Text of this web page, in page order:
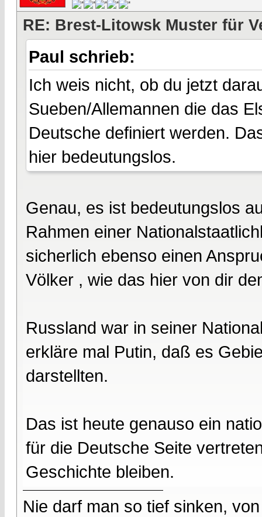
RE: Brest-Litowsk Muster für
Paul schrieb:
Ich weis nicht, ob du jetzt
Sueben/Allemannen die das
Deutsche definiert werden.
hier bedeutungslos.
Genau, es ist bedeutungslos
Rahmen einer
sicherlich ebenso einen
Völker , wie das hier von dir
Russland war in seiner
erkläre mal Putin, daß es
darstellten.
Das ist heute genauso ein
für die Deutsche Seite
Geschichte bleiben.
Nie darf man so tief sinken,